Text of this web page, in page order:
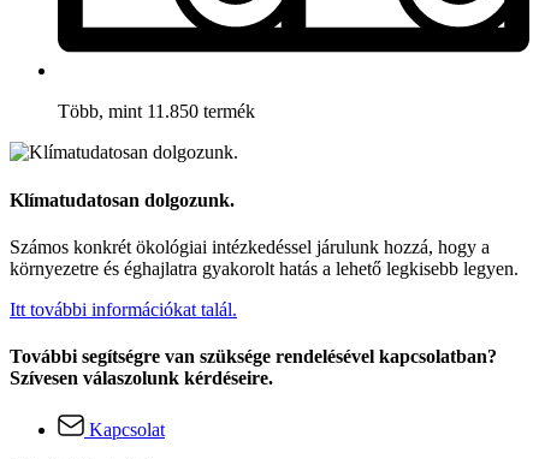
Több, mint 11.850 termék
Klímatudatosan dolgozunk.
Számos konkrét ökológiai intézkedéssel járulunk hozzá, hogy a
környezetre és éghajlatra gyakorolt hatás a lehető legkisebb legyen.
Itt további információkat talál.
További segítségre van szüksége rendelésével kapcsolatban?
Szívesen válaszolunk kérdéseire.
Kapcsolat